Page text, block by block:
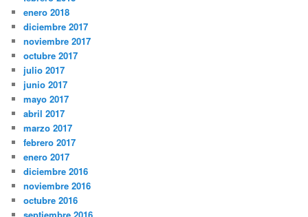
enero 2018
diciembre 2017
noviembre 2017
octubre 2017
julio 2017
junio 2017
mayo 2017
abril 2017
marzo 2017
febrero 2017
enero 2017
diciembre 2016
noviembre 2016
octubre 2016